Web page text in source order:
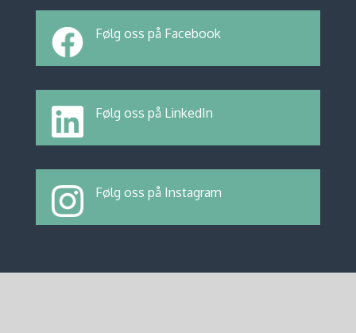
Følg oss på Facebook
Følg oss på LinkedIn
Følg oss på Instagram